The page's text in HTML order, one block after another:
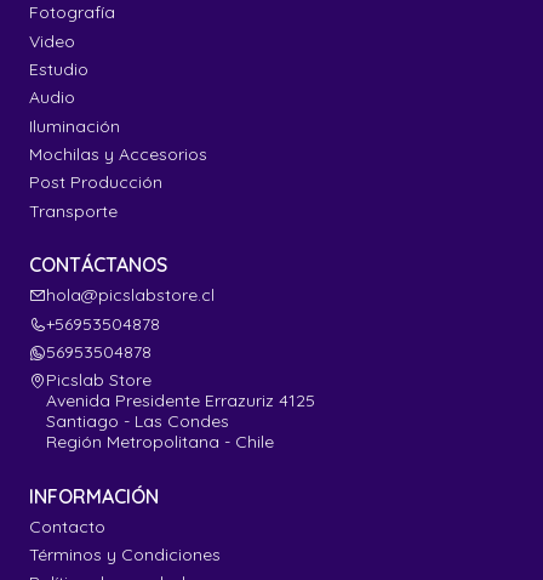
Fotografía
Video
Estudio
Audio
Iluminación
Mochilas y Accesorios
Post Producción
Transporte
CONTÁCTANOS
hola@picslabstore.cl
+56953504878
56953504878
Picslab Store
Avenida Presidente Errazuriz 4125
Santiago - Las Condes
Región Metropolitana - Chile
INFORMACIÓN
Contacto
Términos y Condiciones